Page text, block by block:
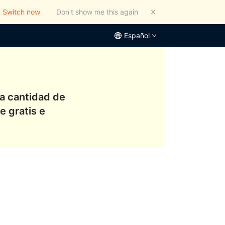
Switch now Don't show me this again
Español
cantidad de
gratis e